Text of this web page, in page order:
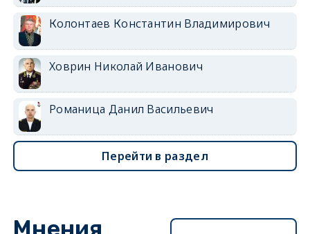
Колонтаев Константин Владимирович
Ховрин Николай Иванович
Романица Данил Васильевич
Перейти в раздел